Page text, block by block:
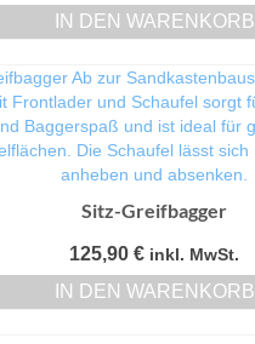
IN DEN WARENKORB
Sitz-Greifbagger
125,90 € inkl. MwSt.
IN DEN WARENKORB